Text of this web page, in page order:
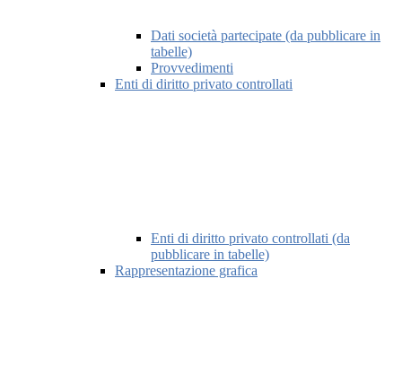
Dati società partecipate (da pubblicare in
tabelle)
Provvedimenti
Enti di diritto privato controllati
Enti di diritto privato controllati (da
pubblicare in tabelle)
Rappresentazione grafica